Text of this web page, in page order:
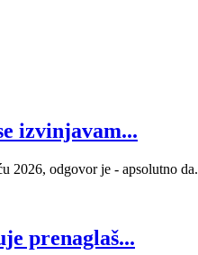
izvinjavam...
2026, odgovor je - apsolutno da.
prenaglaš...